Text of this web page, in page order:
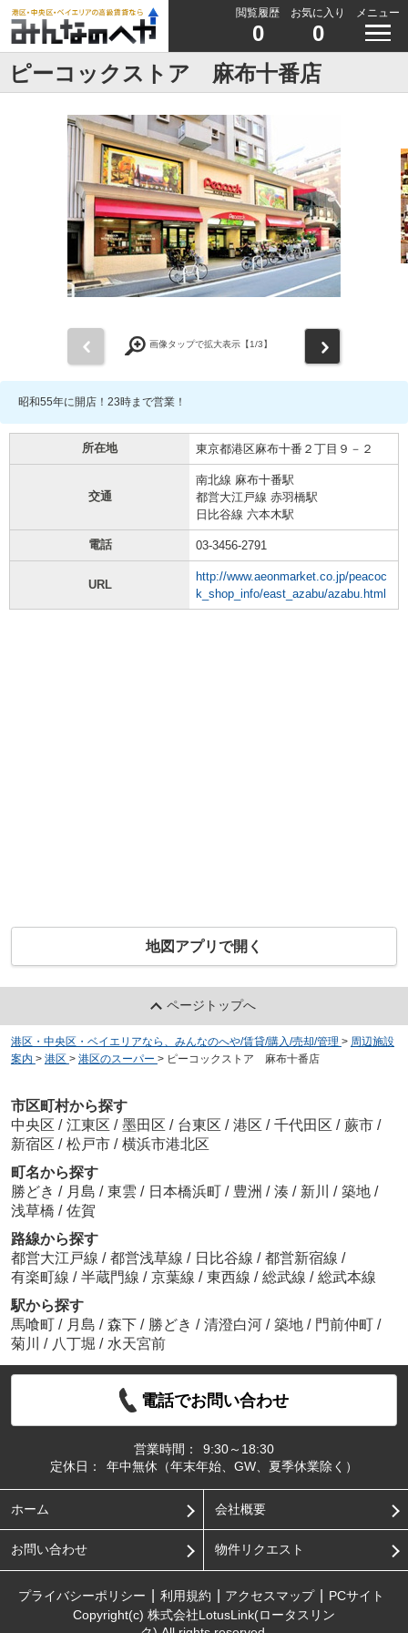
閲覧履歴
0
お気に入り
0
メニュー
ピーコックストア 麻布十番店
画像タップで拡大表示【1/3】
昭和55年に開店！23時まで営業！
所在地 東京都港区麻布十番２丁目９－２
交通
南北線 麻布十番駅
都営大江戸線 赤羽橋駅
日比谷線 六本木駅
電話 03-3456-2791
URL
http://www.aeonmarket.co.jp/peacoc
k_shop_info/east_azabu/azabu.html
地図アプリで開く
ページトップへ
港区・中央区・ベイエリアなら、みんなのへや/賃貸/購入/売却/管理 > 周辺施設
案内 > 港区 > 港区のスーパー > ピーコックストア 麻布十番店
市区町村から探す
中央区 / 江東区 / 墨田区 / 台東区 / 港区 / 千代田区 / 蕨市 /
新宿区 / 松戸市 / 横浜市港北区
町名から探す
勝どき / 月島 / 東雲 / 日本橋浜町 / 豊洲 / 湊 / 新川 / 築地 /
浅草橋 / 佐賀
路線から探す
都営大江戸線 / 都営浅草線 / 日比谷線 / 都営新宿線 /
有楽町線 / 半蔵門線 / 京葉線 / 東西線 / 総武線 / 総武本線
駅から探す
馬喰町 / 月島 / 森下 / 勝どき / 清澄白河 / 築地 / 門前仲町 /
菊川
/ 八丁堀 / 水天宮前
電話でお問い合わせ
営業時間：
9:30～18:30
定休日：
年中無休（年末年始、GW、夏季休業除く）
ホーム 会社概要
お問い合わせ 物件リクエスト
プライバシーポリシー 利用規約 アクセスマップ
PCサイト
Copyright(c) 株式会社LotusLink(ロータスリン